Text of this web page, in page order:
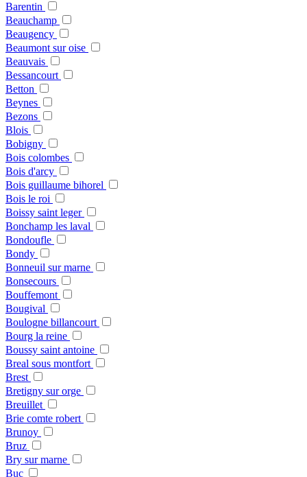
Barentin
Beauchamp
Beaugency
Beaumont sur oise
Beauvais
Bessancourt
Betton
Beynes
Bezons
Blois
Bobigny
Bois colombes
Bois d'arcy
Bois guillaume bihorel
Bois le roi
Boissy saint leger
Bonchamp les laval
Bondoufle
Bondy
Bonneuil sur marne
Bonsecours
Bouffemont
Bougival
Boulogne billancourt
Bourg la reine
Boussy saint antoine
Breal sous montfort
Brest
Bretigny sur orge
Breuillet
Brie comte robert
Brunoy
Bruz
Bry sur marne
Buc